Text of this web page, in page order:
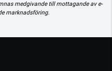
medgivande till mottagande av e-
marknadsföring.